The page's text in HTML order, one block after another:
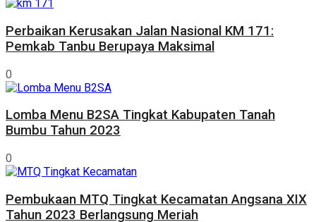
Perbaikan Kerusakan Jalan Nasional KM 171:
Pemkab Tanbu Berupaya Maksimal
0
Lomba Menu B2SA Tingkat Kabupaten Tanah
Bumbu Tahun 2023
0
Pembukaan MTQ Tingkat Kecamatan Angsana XIX
Tahun 2023 Berlangsung Meriah